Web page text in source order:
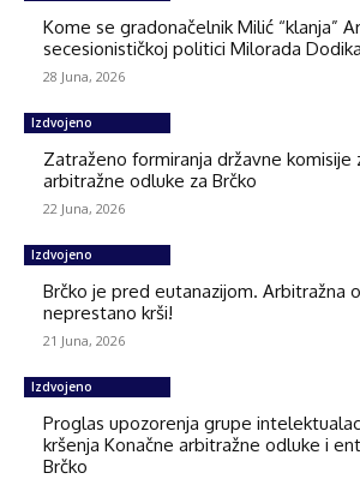
Kome se gradonačelnik Milić “klanja”
secesionističkoj politici Milorada
28 Juna, 2026
Izdvojeno
Zatraženo formiranja državne komisije
arbitražne odluke za Brčko
22 Juna, 2026
Izdvojeno
Brčko je pred eutanazijom. Arbitražna
neprestano krši!
21 Juna, 2026
Izdvojeno
Proglas upozorenja grupe
kršenja Konačne arbitražne odluke i
Brčko